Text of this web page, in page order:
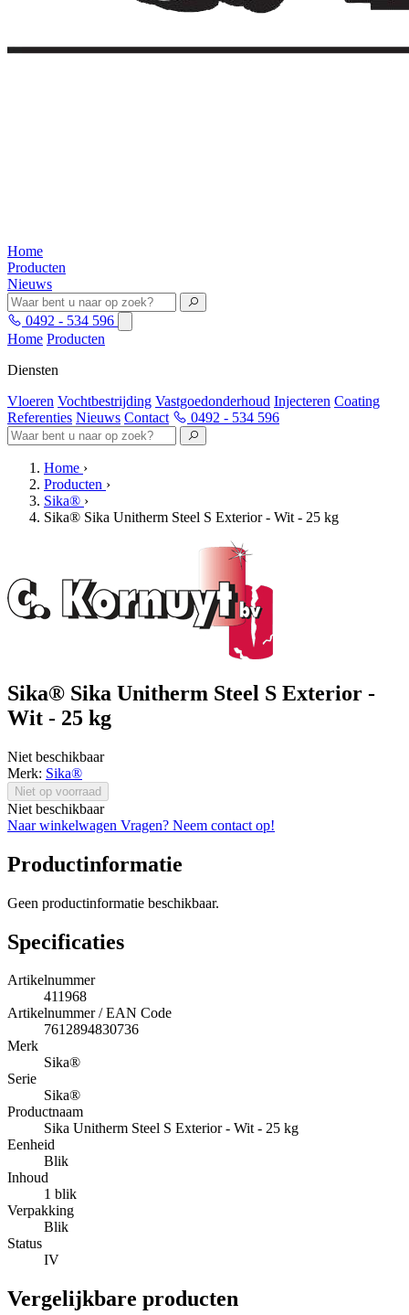
Home
Producten
Nieuws
0492 - 534 596
Home Producten
Diensten
Vloeren Vochtbestrijding Vastgoedonderhoud Injecteren Coating
Referenties Nieuws Contact 0492 - 534 596
Home ›
Producten ›
Sika® ›
Sika® Sika Unitherm Steel S Exterior - Wit - 25 kg
Sika® Sika Unitherm Steel S Exterior -
Wit - 25 kg
Niet beschikbaar
Merk: Sika®
Niet op voorraad
Niet beschikbaar
Naar winkelwagen Vragen? Neem contact op!
Productinformatie
Geen productinformatie beschikbaar.
Specificaties
Artikelnummer
411968
Artikelnummer / EAN Code
7612894830736
Merk
Sika®
Serie
Sika®
Productnaam
Sika Unitherm Steel S Exterior - Wit - 25 kg
Eenheid
Blik
Inhoud
1 blik
Verpakking
Blik
Status
IV
Vergelijkbare producten